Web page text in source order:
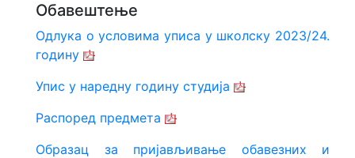
Обавештење
Одлука о условима уписа у школску 2023/24.
годину
Упис у наредну годину студија
Распоред предмета
Образац за пријављивање обавезних и